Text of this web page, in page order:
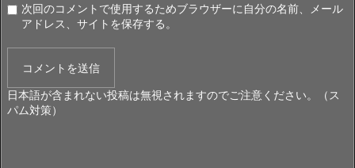
次回のコメントで使用するためブラウザーに自分の名前、メール
アドレス、サイトを保存する。
日本語が含まれない投稿は無視されますのでご注意ください。（ス
パム対策）